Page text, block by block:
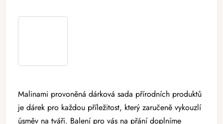
Malinami provoněná dárková sada přírodních produktů
je dárek pro každou příležitost, který zaručeně vykouzlí
úsměv na tváři. Balení pro vás na přání doplníme